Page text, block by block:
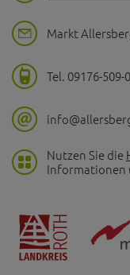
Markt
Tel. 09176-509-0
Nutzen Sie die
Informationen